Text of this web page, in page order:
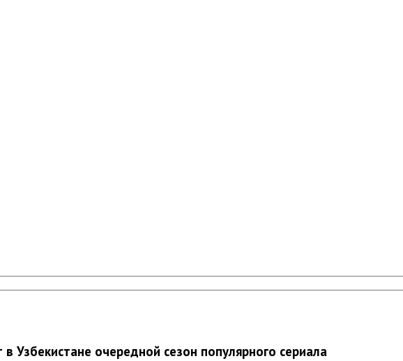
Узбекистане очередной сезон популярного сериала